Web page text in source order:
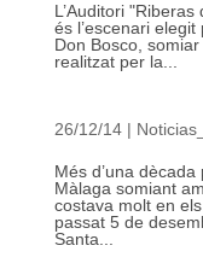
L’Auditori
és l’escenari
Don Bosco,
realitzat per la...
26/12/14|
Més d’una
Màlaga somiant
costava molt en
passat 5 de
Santa...